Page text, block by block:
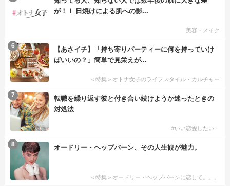
が！！ 日焼けによる肌への影...
美容・メイク
【あさイチ】「持ち寄りパーティーに何を持っていけ
ばいいの？」簡単で見栄えが...
＜特集＞オトナ女子のライフスタイル・カルチャー
6
転職を繰り返す彼と付き合い続けようか迷ったときの
対処法
#いい恋愛したい！
7
オードリー・ヘップバーン、その人生観が魅力。
＜特集＞オードリー・ヘップバーンに恋して。。。
8